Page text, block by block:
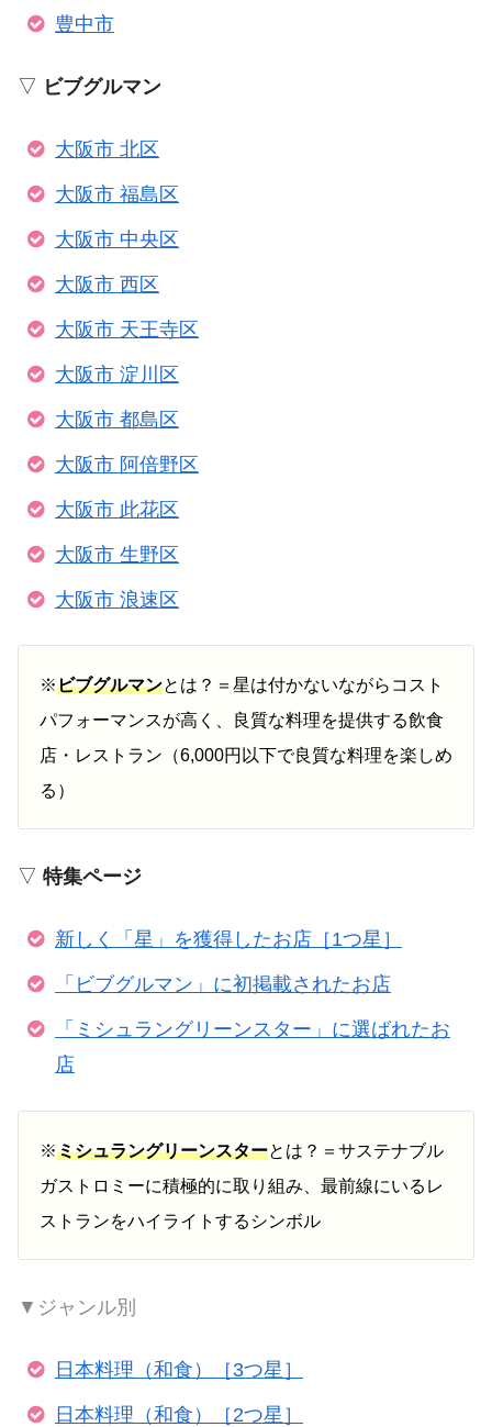
豊中市
▽ ビブグルマン
大阪市 北区
大阪市 福島区
大阪市 中央区
大阪市 西区
大阪市 天王寺区
大阪市 淀川区
大阪市 都島区
大阪市 阿倍野区
大阪市 此花区
大阪市 生野区
大阪市 浪速区
※ビブグルマンとは？＝星は付かないながらコスト
パフォーマンスが高く、良質な料理を提供する飲食
店・レストラン（6,000円以下で良質な料理を楽しめ
る）
▽ 特集ページ
新しく「星」を獲得したお店［1つ星］
「ビブグルマン」に初掲載されたお店
「ミシュラングリーンスター」に選ばれたお
店
※ミシュラングリーンスターとは？＝サステナブル
ガストロミーに積極的に取り組み、最前線にいるレ
ストランをハイライトするシンボル
▼ジャンル別
日本料理（和食）［3つ星］
日本料理（和食）［2つ星］